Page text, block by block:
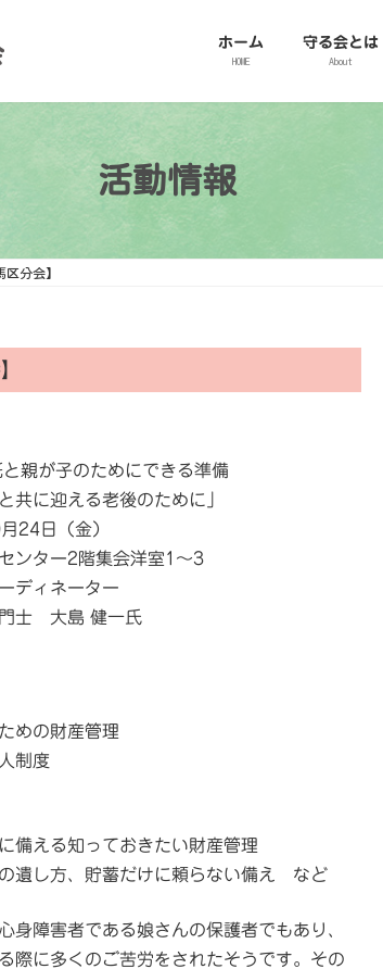
ホーム
HOME
守る会とは
About
活動情報
分会】
親が子のためにできる準備
老後のために」
24日（金）
ター2階集会洋室1～3
ィネーター
大島 健一氏
めの財産管理
制度
備える知っておきたい財産管理
遺し方、貯蓄だけに頼らない備え など
身障害者である娘さんの保護者でもあり、
際に多くのご苦労をされたそうです。その